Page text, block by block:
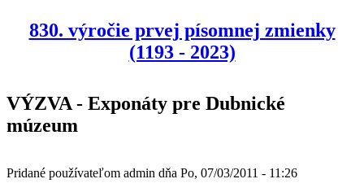
830. výročie prvej písomnej zmienky
(1193 - 2023)
VÝZVA - Exponáty pre Dubnické
múzeum
Pridané používateľom admin dňa Po, 07/03/2011 - 11:26